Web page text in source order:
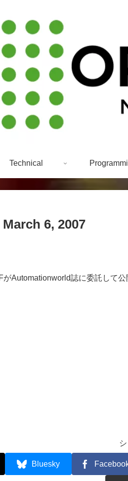
Technical
6, 2007
がAutomationworld誌に委託して
Bluesky